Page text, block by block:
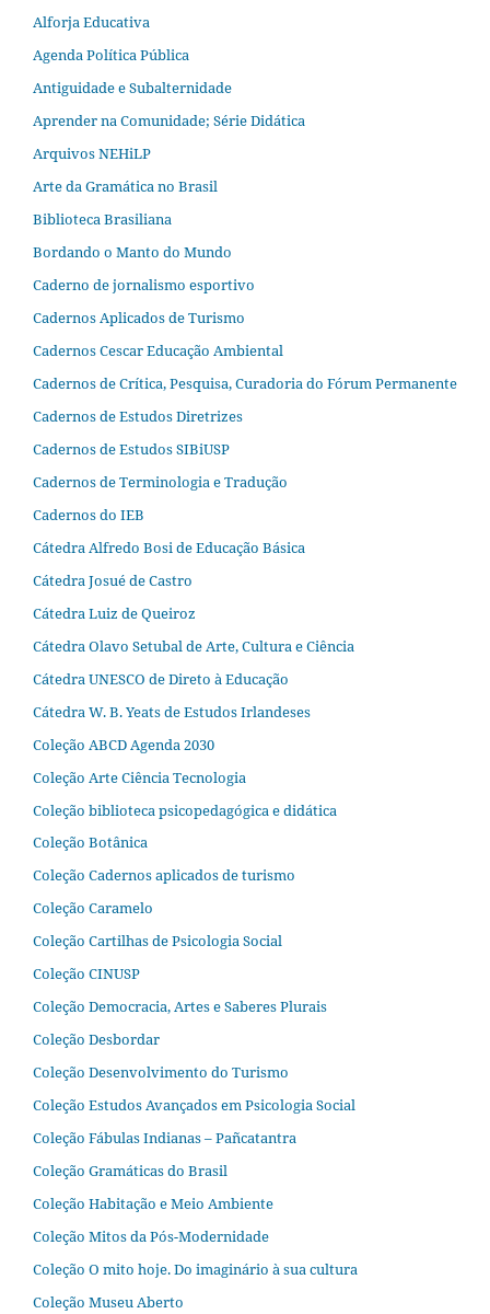
Alforja Educativa
Agenda Política Pública
Antiguidade e Subalternidade
Aprender na Comunidade; Série Didática
Arquivos NEHiLP
Arte da Gramática no Brasil
Biblioteca Brasiliana
Bordando o Manto do Mundo
Caderno de jornalismo esportivo
Cadernos Aplicados de Turismo
Cadernos Cescar Educação Ambiental
Cadernos de Crítica, Pesquisa, Curadoria do Fórum Permanente
Cadernos de Estudos Diretrizes
Cadernos de Estudos SIBiUSP
Cadernos de Terminologia e Tradução
Cadernos do IEB
Cátedra Alfredo Bosi de Educação Básica
Cátedra Josué de Castro
Cátedra Luiz de Queiroz
Cátedra Olavo Setubal de Arte, Cultura e Ciência
Cátedra UNESCO de Direto à Educação
Cátedra W. B. Yeats de Estudos Irlandeses
Coleção ABCD Agenda 2030
Coleção Arte Ciência Tecnologia
Coleção biblioteca psicopedagógica e didática
Coleção Botânica
Coleção Cadernos aplicados de turismo
Coleção Caramelo
Coleção Cartilhas de Psicologia Social
Coleção CINUSP
Coleção Democracia, Artes e Saberes Plurais
Coleção Desbordar
Coleção Desenvolvimento do Turismo
Coleção Estudos Avançados em Psicologia Social
Coleção Fábulas Indianas – Pañcatantra
Coleção Gramáticas do Brasil
Coleção Habitação e Meio Ambiente
Coleção Mitos da Pós-Modernidade
Coleção O mito hoje. Do imaginário à sua cultura
Coleção Museu Aberto